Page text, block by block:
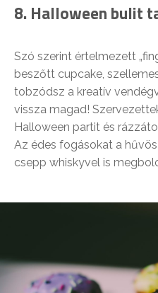
8. Halloween bulit
Szó szerint értelmezett
beszőtt cupcake,
tobzódsz a kreatív
vissza magad!
Halloween partit és
Az édes fogásokat a
csepp whiskyvel is